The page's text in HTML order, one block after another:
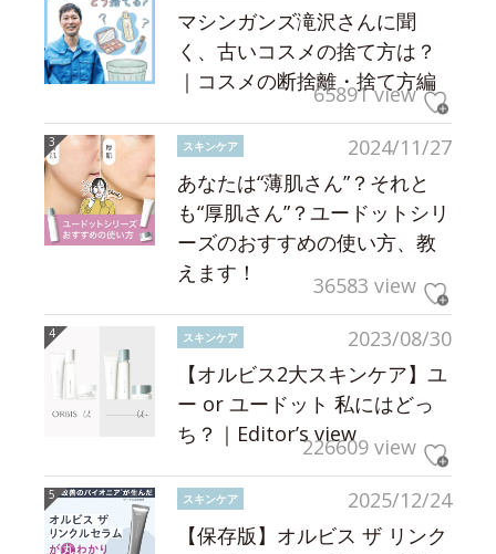
マシンガンズ滝沢さんに聞
く、古いコスメの捨て方は？
｜コスメの断捨離・捨て方編
65891 view
2024/11/27
スキンケア
あなたは“薄肌さん”？それと
も“厚肌さん”？ユードットシリ
ーズのおすすめの使い方、教
えます！
36583 view
2023/08/30
スキンケア
【オルビス2大スキンケア】ユ
ー or ユードット 私にはどっ
ち？｜Editor’s view226609 view
2025/12/24
スキンケア
【保存版】オルビス ザ リンク